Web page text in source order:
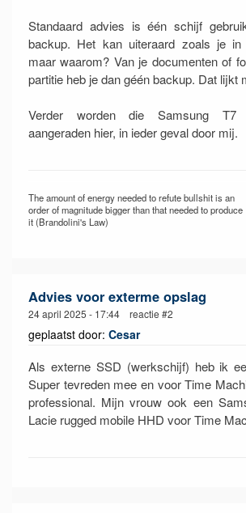
Standaard advies is één schijf
backup. Het kan uiteraard zoals je in
maar waarom? Van je documenten of
partitie heb je dan géén backup. Dat lijkt
Verder worden die Samsung T7
aangeraden hier, in ieder geval door mij.
The amount of energy needed to refute bullshit is an
order of magnitude bigger than that needed to produce
it (Brandolini's Law)
Advies voor exterme opslag
24 april 2025 - 17:44 reactie #2
geplaatst door: Cesar
Als externe SSD (werkschijf) heb ik
Super tevreden mee en voor Time
professional. Mijn vrouw ook een
Lacie rugged mobile HHD voor Time